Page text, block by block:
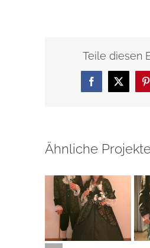
Teile diesen
Facebook
X
Ähnliche Projekte